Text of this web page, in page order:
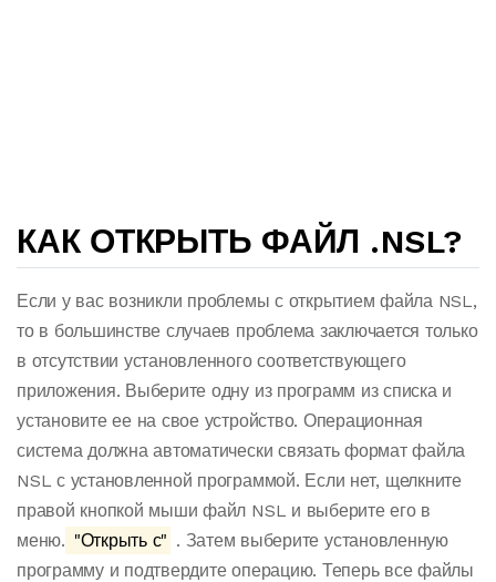
КАК ОТКРЫТЬ ФАЙЛ .NSL?
Если у вас возникли проблемы с открытием файла NSL,
то в большинстве случаев проблема заключается только
в отсутствии установленного соответствующего
приложения. Выберите одну из программ из списка и
установите ее на свое устройство. Операционная
система должна автоматически связать формат файла
NSL с установленной программой. Если нет, щелкните
правой кнопкой мыши файл NSL и выберите его в
меню. "Открыть с" . Затем выберите установленную
программу и подтвердите операцию. Теперь все файлы